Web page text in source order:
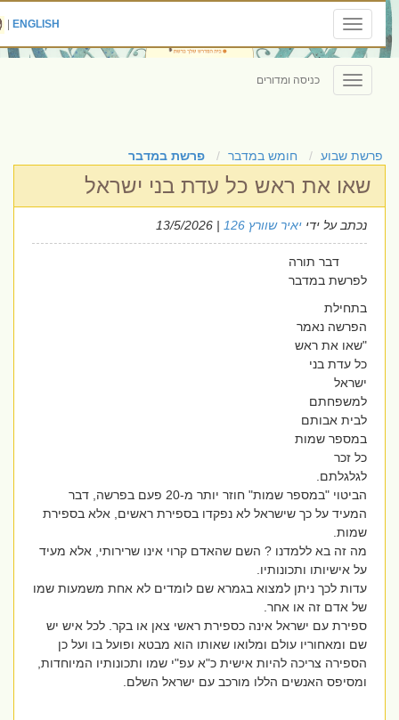
Toggle
navigation
ENGLISH
|
Toggle
navigation
כניסה ומדורים
פרשת שבוע חומש במדבר פרשת במדבר
שאו את ראש כל עדת בני ישראל
נכתב על ידייאיר שוורץ 126 | 13/5/2026
דבר תורה
לפרשת במדבר
בתחילת
הפרשה נאמר
"שאו את ראש
כל עדת בני
ישראל
למשפחתם
לבית אבותם
במספר שמות
כל זכר
לגלגלתם.
הביטוי "במספר שמות" חוזר יותר מ-20 פעם בפרשה, דבר
המעיד על כך שישראל לא נפקדו בספירת ראשים, אלא בספירת
שמות.
מה זה בא ללמדנו ? השם שהאדם קרוי אינו שרירותי, אלא מעיד
על אישיותו ותכונותיו.
עדות לכך ניתן למצוא בגמרא שם לומדים לא אחת משמעות שמו
של אדם זה או אחר.
ספירת עם ישראל אינה כספירת ראשי צאן או בקר. לכל איש יש
שם ומאחוריו עולם ומלואו שאותו הוא מבטא ופועל בו ועל כן
הספירה צריכה להיות אישית כ"א עפ"י שמו ותכונותיו המיוחדות,
ומסיפס האנשים הללו מורכב עם ישראל השלם.